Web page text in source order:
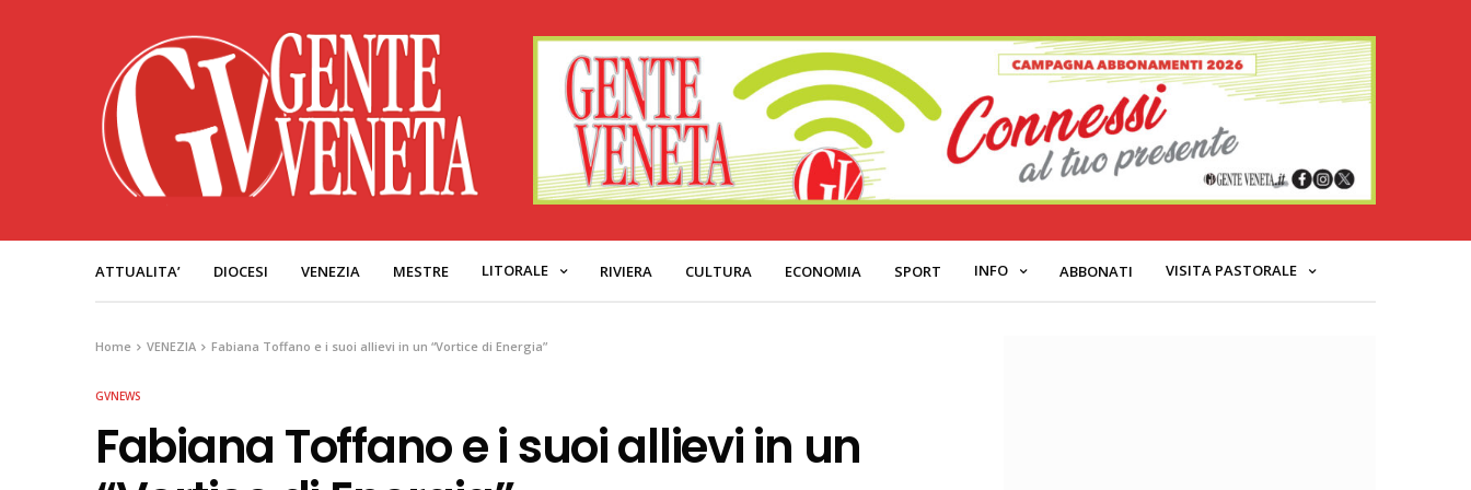
ATTUALITA’ DIOCESI VENEZIA MESTRE LITORALE RIVIERA CULTURA ECONOMIA SPORT INFO ABBONATI VISITA PASTORALE
Home VENEZIA Fabiana Toffano e i suoi allievi in un “Vortice di Energia”
GVNEWS
Fabiana Toffano e i suoi allievi in un